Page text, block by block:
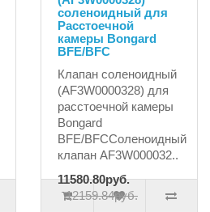
соленоидный для
Расстоечной
камеры Bongard
BFE/BFC
Клапан соленоидный
(AF3W0000328) для
расстоечной камеры
Bongard
BFE/BFCСоленоидный
клапан AF3W000032..
11580.80руб.
12159.84руб.